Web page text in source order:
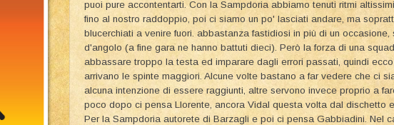
puoi pure accontentarti. Con la Sampdoria abbiamo tenuti ritmi
fino al nostro raddoppio, poi ci siamo un po' lasciati andare, ma
blucerchiati a venire fuori. abbastanza fastidiosi in più di un
d'angolo (a fine gara ne hanno battuti dieci). Però la forza di una
abbassare troppo la testa ed imparare dagli errori passati, quindi
arrivano le spinte maggiori. Alcune volte bastano a far vedere che ci
alcuna intenzione di essere raggiunti, altre servono invece proprio a
poco dopo ci pensa Llorente, ancora Vidal questa volta dal dischetto
Per la Sampdoria autorete di Barzagli e poi ci pensa Gabbiadini. Nel